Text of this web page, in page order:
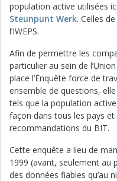
population active utilisées
Steunpunt Werk. Celles
l’IWEPS.
Afin de permettre les
particulier au sein de
place l’Enquête force de
ensemble de questions,
tels que la population
façon dans tous les pays
recommandations du BIT.
Cette enquête a lieu de
1999 (avant, seulement au
des données fiables qu’au